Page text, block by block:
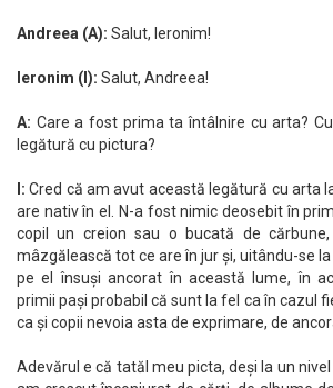
Andreea (A): Salut, Ieronim!
Ieronim (I): Salut, Andreea!
A: Care a fost prima ta întâlnire cu arta?
legătură cu pictura?
I: Cred că am avut această legătură cu arta
are nativ în el. N-a fost nimic deosebit în
copil un creion sau o bucată de
mâzgălească tot ce are în jur și, uitându-se
pe el însuși ancorat în această lume, în
primii pași probabil că sunt la fel ca în cazul
ca și copii nevoia asta de exprimare, de
Adevărul e că tatăl meu picta, deși la un